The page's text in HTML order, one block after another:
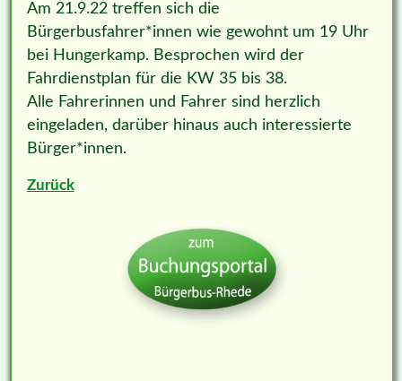
Am 21.9.22 treffen sich die
Bürgerbusfahrer*innen wie gewohnt um 19 Uhr
bei Hungerkamp. Besprochen wird der
Fahrdienstplan für die KW 35 bis 38.
Alle Fahrerinnen und Fahrer sind herzlich
eingeladen, darüber hinaus auch interessierte
Bürger*innen.
Zurück